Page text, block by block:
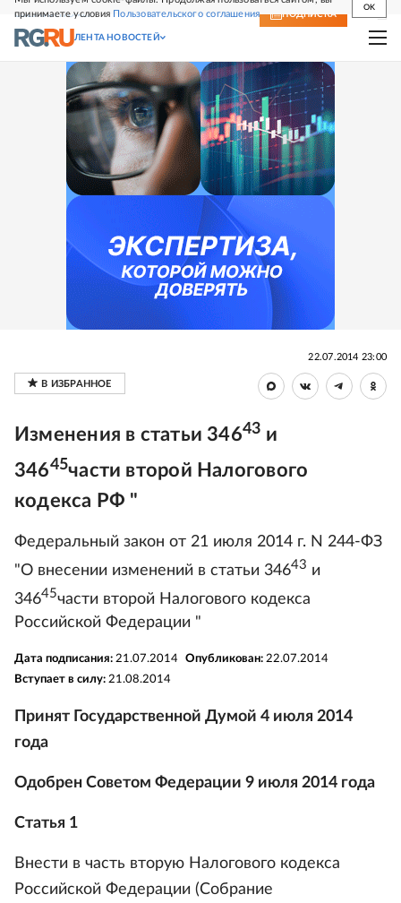
принимаете условия Пользовательского соглашения
OK
СВЕЖИЙ НОМЕР ПОДПИСКА
ЛЕНТА НОВОСТЕЙ
22.07.2014 23:00
Изменения в статьи 34643 и
34645части второй Налогового
кодекса РФ "
Федеральный закон от 21 июля 2014 г. N 244-ФЗ
"О внесении изменений в статьи 34643 и
34645части второй Налогового кодекса
Российской Федерации "
Дата подписания: 21.07.2014 Опубликован: 22.07.2014
Вступает в силу: 21.08.2014
Принят Государственной Думой 4 июля 2014
года
Одобрен Советом Федерации 9 июля 2014 года
Статья 1
Внести в часть вторую Налогового кодекса
Российской Федерации (Собрание